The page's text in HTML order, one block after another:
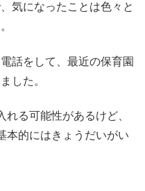
気になったことは色々と
話をして、最近の保育園
した。
る可能性があるけど、
本的にはきょうだいがい